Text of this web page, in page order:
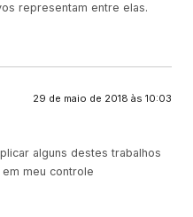
representam entre elas.
29 de maio de 2018 às 10:03
alguns destes trabalhos
meu controle